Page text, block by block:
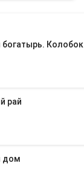
богатырь. Колобок
рай
дом